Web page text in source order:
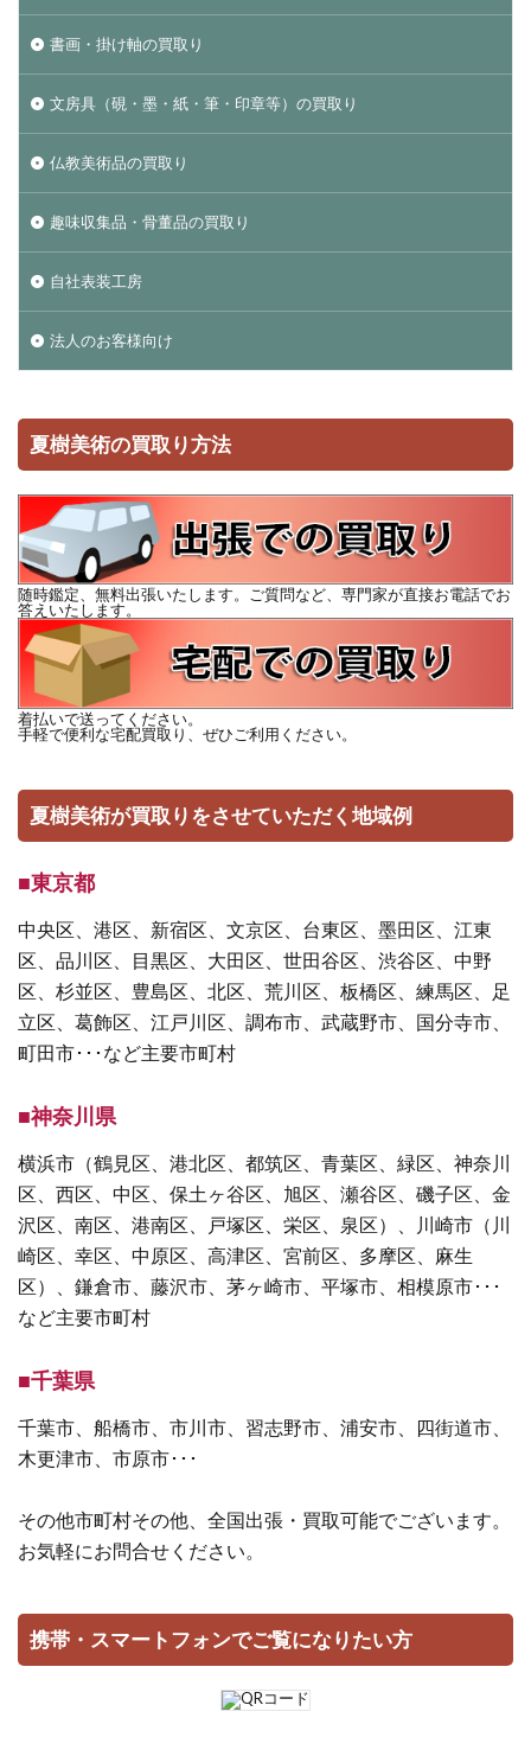
書画・掛け軸の買取り
文房具（硯・墨・紙・筆・印章等）の買取り
仏教美術品の買取り
趣味収集品・骨董品の買取り
自社表装工房
法人のお客様向け
夏樹美術の買取り方法
随時鑑定、無料出張いたします。ご質問など、専門家が直接お電話でお
答えいたします。
着払いで送ってください。
手軽で便利な宅配買取り、ぜひご利用ください。
夏樹美術が買取りをさせていただく地域例
■東京都
中央区、港区、新宿区、文京区、台東区、墨田区、江東
区、品川区、目黒区、大田区、世田谷区、渋谷区、中野
区、杉並区、豊島区、北区、荒川区、板橋区、練馬区、足
立区、葛飾区、江戸川区、調布市、武蔵野市、国分寺市、
町田市･･･など主要市町村
■神奈川県
横浜市（鶴見区、港北区、都筑区、青葉区、緑区、神奈川
区、西区、中区、保土ヶ谷区、旭区、瀬谷区、磯子区、金
沢区、南区、港南区、戸塚区、栄区、泉区）、川崎市（川
崎区、幸区、中原区、高津区、宮前区、多摩区、麻生
区）、鎌倉市、藤沢市、茅ヶ崎市、平塚市、相模原市･･･
など主要市町村
■千葉県
千葉市、船橋市、市川市、習志野市、浦安市、四街道市、
木更津市、市原市･･･
その他市町村その他、全国出張・買取可能でございます。
お気軽にお問合せください。
携帯・スマートフォンでご覧になりたい方